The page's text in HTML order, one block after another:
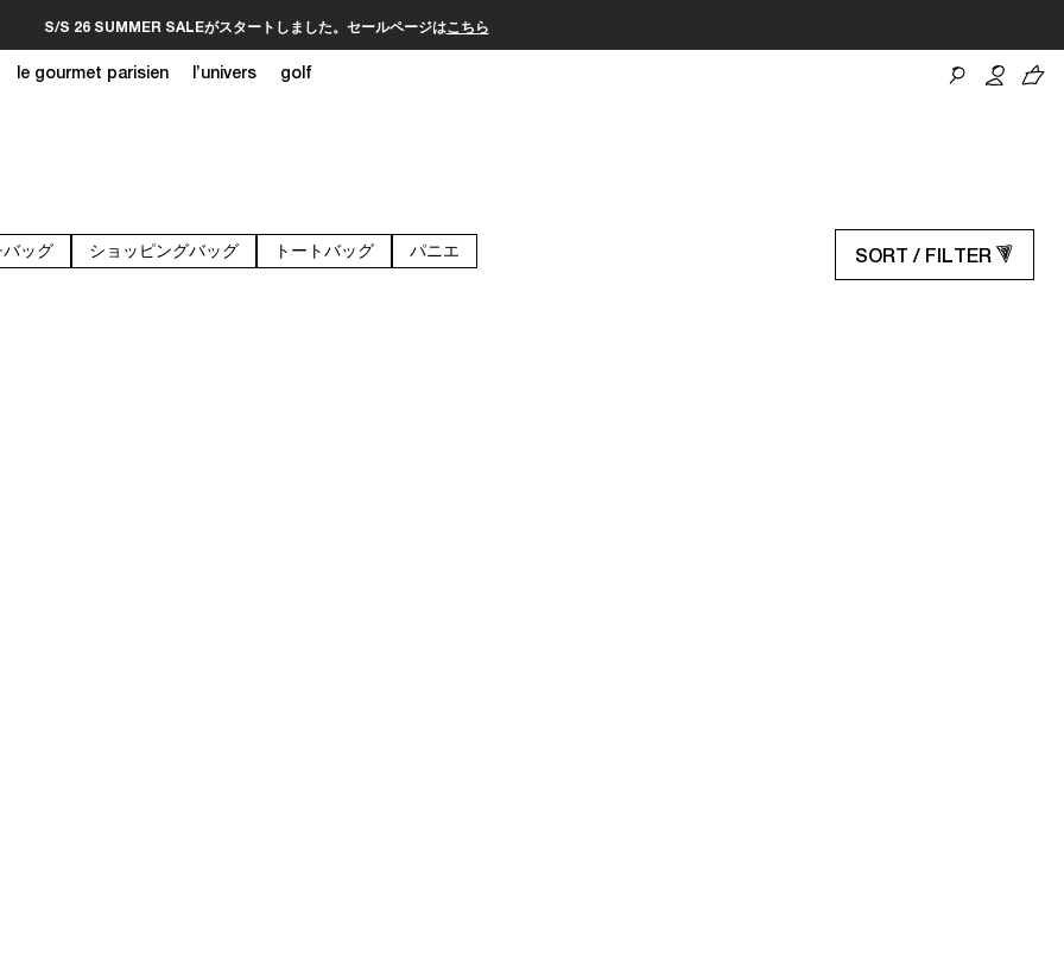
S/S 26 SUMMER SALEがスタートしました。セールページはこちら
le gourmet parisien l’univers golf
ッグ ショッピングバッグ トートバッグ パニエ SORT / FILTER